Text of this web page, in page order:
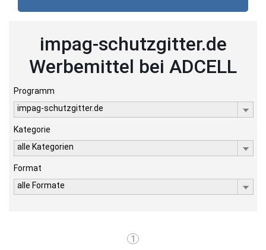
impag-schutzgitter.de
Werbemittel bei ADCELL
Programm
impag-schutzgitter.de
Kategorie
alle Kategorien
Format
alle Formate
1